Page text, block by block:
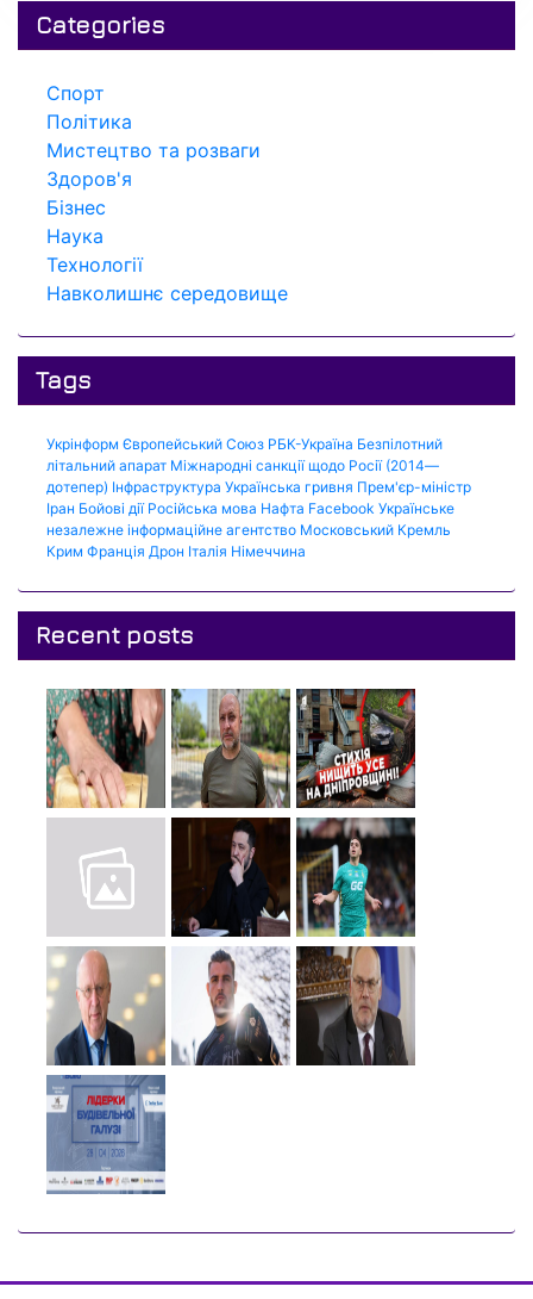
Categories
Спорт
Політика
Мистецтво та розваги
Здоров'я
Бізнес
Наука
Технології
Навколишнє середовище
Tags
Укрінформ Європейський Союз РБК-Україна Безпілотний
літальний апарат Міжнародні санкції щодо Росії (2014—
дотепер) Інфраструктура Українська гривня Прем'єр-міністр
Іран Бойові дії Російська мова Нафта Facebook Українське
незалежне інформаційне агентство Московський Кремль
Крим Франція Дрон Італія Німеччина
Recent posts